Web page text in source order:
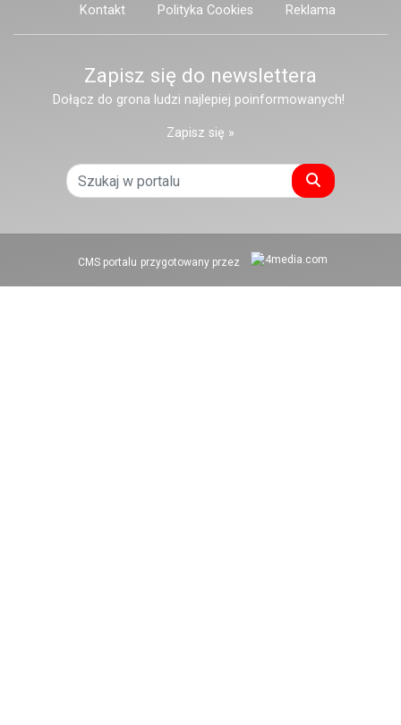
Kontakt Polityka Cookies Reklama
Zapisz się do newslettera
Dołącz do grona ludzi najlepiej poinformowanych!
Zapisz się »
Szukaj
CMS portalu przygotowany przez